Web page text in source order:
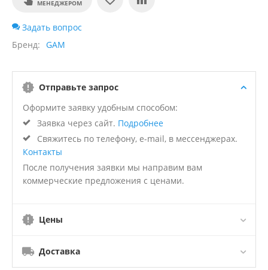
МЕНЕДЖЕРОМ
Задать вопрос
Бренд
GAM
Отправьте запрос
Оформите заявку удобным способом:
Заявка через сайт. Подробнее
Свяжитесь по телефону, e-mail, в мессенджерах.
Контакты
После получения заявки мы направим вам
коммерческие предложения с ценами.
Цены
Доставка